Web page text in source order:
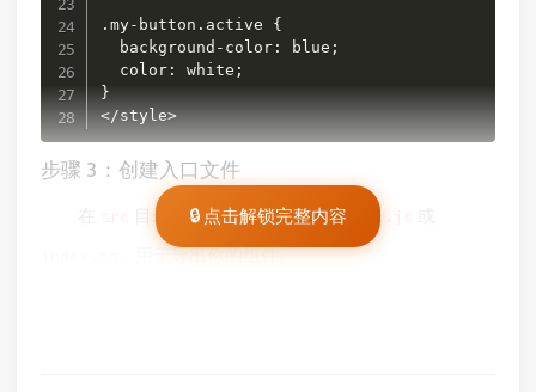
.my-button.active {
  background-color: blue;
  color: white;
}
</style>
步骤 3：创建入口文件
目录下创建一个入口文件index.js
，用于导出你的组件。
🔒 点击解锁完整内容